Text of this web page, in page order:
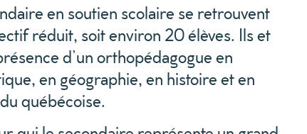
en soutien scolaire se retrouvent
réduit, soit environ 20 élèves. Ils et
d’un orthopédagogue en
en géographie, en histoire et en
québécoise.